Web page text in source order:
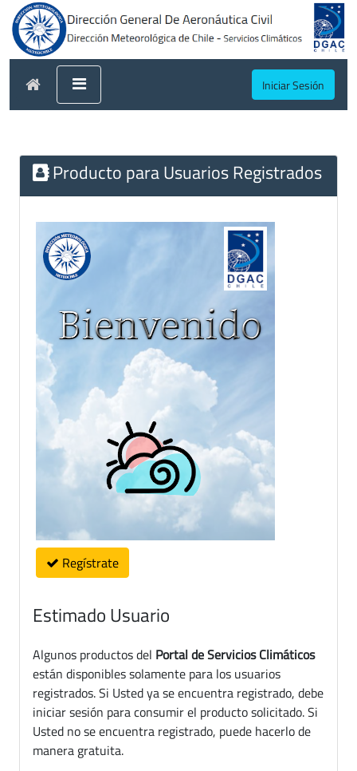
Iniciar Sesión
Producto para Usuarios Registrados
Regístrate
Estimado Usuario
Algunos productos del Portal de Servicios Climáticos
están disponibles solamente para los usuarios
registrados. Si Usted ya se encuentra registrado, debe
iniciar sesión para consumir el producto solicitado. Si
Usted no se encuentra registrado, puede hacerlo de
manera gratuita.